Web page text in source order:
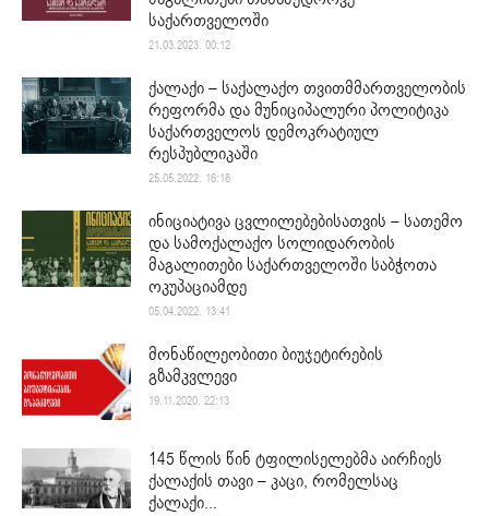
საქართველოში
21.03.2023. 00:12
ქალაქი – საქალაქო თვითმმართველობის
რეფორმა და მუნიციპალური პოლიტიკა
საქართველოს დემოკრატიულ
რესპუბლიკაში
25.05.2022. 16:18
ინიციატივა ცვლილებებისათვის – სათემო
და სამოქალაქო სოლიდარობის
მაგალითები საქართველოში საბჭოთა
ოკუპაციამდე
05.04.2022. 13:41
მონაწილეობითი ბიუჯეტირების
გზამკვლევი
19.11.2020. 22:13
145 წლის წინ ტფილისელებმა აირჩიეს
ქალაქის თავი – კაცი, რომელსაც
ქალაქი...